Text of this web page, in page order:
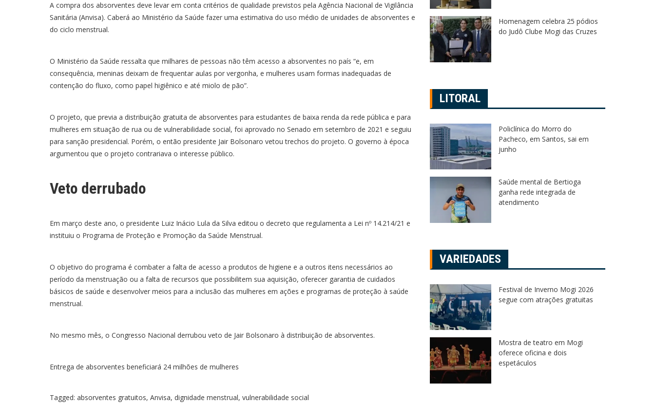
A compra dos absorventes deve levar em conta critérios de qualidade previstos pela Agência Nacional de Vigilância
Sanitária (Anvisa). Caberá ao Ministério da Saúde fazer uma estimativa do uso médio de unidades de absorventes e
do ciclo menstrual.
O Ministério da Saúde ressalta que milhares de pessoas não têm acesso a absorventes no país “e, em
consequência, meninas deixam de frequentar aulas por vergonha, e mulheres usam formas inadequadas de
contenção do fluxo, como papel higiênico e até miolo de pão”.
O projeto, que previa a distribuição gratuita de absorventes para estudantes de baixa renda da rede pública e para
mulheres em situação de rua ou de vulnerabilidade social, foi aprovado no Senado em setembro de 2021 e seguiu
para sanção presidencial. Porém, o então presidente Jair Bolsonaro vetou trechos do projeto. O governo à época
argumentou que o projeto contrariava o interesse público.
Veto derrubado
Em março deste ano, o presidente Luiz Inácio Lula da Silva editou o decreto que regulamenta a Lei nº 14.214/21 e
instituiu o Programa de Proteção e Promoção da Saúde Menstrual.
O objetivo do programa é combater a falta de acesso a produtos de higiene e a outros itens necessários ao
período da menstruação ou a falta de recursos que possibilitem sua aquisição, oferecer garantia de cuidados
básicos de saúde e desenvolver meios para a inclusão das mulheres em ações e programas de proteção à saúde
menstrual.
No mesmo mês, o Congresso Nacional derrubou veto de Jair Bolsonaro à distribuição de absorventes.
Entrega de absorventes beneficiará 24 milhões de mulheres
Tagged: absorventes gratuitos, Anvisa, dignidade menstrual, vulnerabilidade social
Homenagem celebra 25 pódios
do Judô Clube Mogi das Cruzes
LITORAL
Policlínica do Morro do
Pacheco, em Santos, sai em
junho
Saúde mental de Bertioga
ganha rede integrada de
atendimento
VARIEDADES
Festival de Inverno Mogi 2026
segue com atrações gratuitas
Mostra de teatro em Mogi
oferece oficina e dois
espetáculos